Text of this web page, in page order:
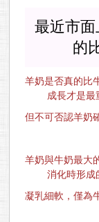
最近市
的
羊奶是否真的比
成長才是最
但不可否認羊奶
羊奶與牛奶最大
消化時形成
凝乳細軟，僅為